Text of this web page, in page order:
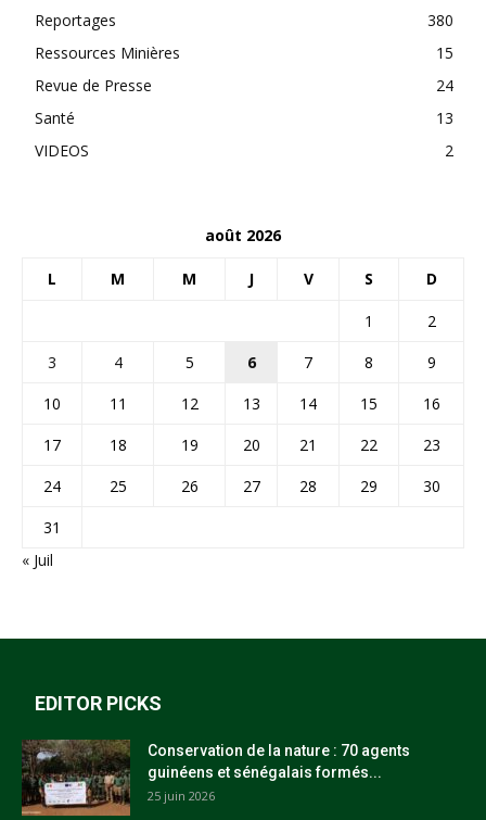
Reportages
380
Ressources Minières
15
Revue de Presse
24
Santé
13
VIDEOS
2
août 2026
L M M J V S D
1
2
3
4 5 6 7 8
9
10
11 12 13 14 15
16
17
18 19 20 21 22
23
24
25 26 27 28 29
30
31
« Juil
EDITOR PICKS
Conservation de la nature : 70 agents
guinéens et sénégalais formés...
25 juin 2026